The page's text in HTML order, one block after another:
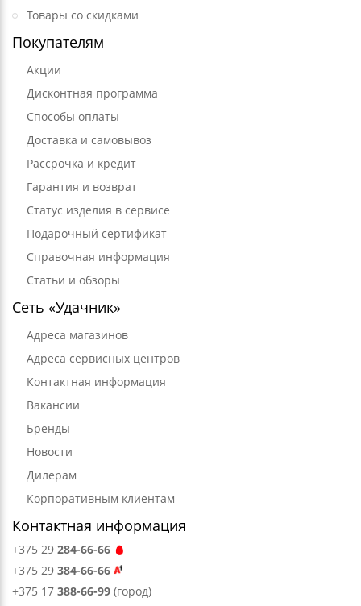
Товары со скидками
Покупателям
Акции
Дисконтная программа
Способы оплаты
Доставка и самовывоз
Рассрочка и кредит
Гарантия и возврат
Статус изделия в сервисе
Подарочный сертификат
Справочная информация
Статьи и обзоры
Сеть «Удачник»
Адреса магазинов
Адреса сервисных центров
Контактная информация
Вакансии
Бренды
Новости
Дилерам
Корпоративным клиентам
Контактная информация
+375 29 284-66-66
+375 29 384-66-66
+375 17 388-66-99 (город)